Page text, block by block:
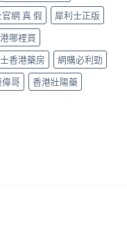
網 真 假
犀利士正版
哪裡買
香港藥房
網購必利勁
哥
香港壯陽藥